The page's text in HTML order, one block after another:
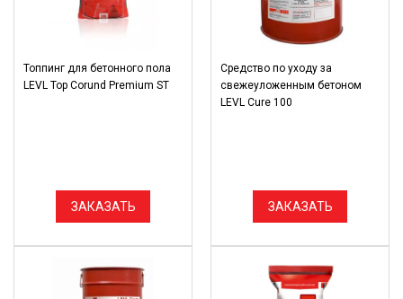
Топпинг для бетонного пола
LEVL Top Corund Premium ST
ЗАКАЗАТЬ
Средство по уходу за
свежеуложенным бетоном
LEVL Cure 100
ЗАКАЗАТЬ